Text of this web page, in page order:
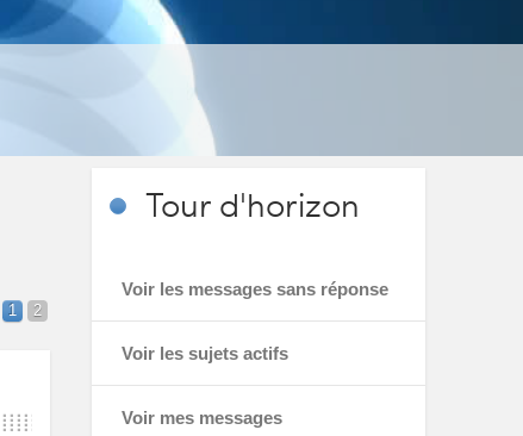
1 2
Tour d'horizon
Voir les messages sans réponse
Voir les sujets actifs
Voir mes messages